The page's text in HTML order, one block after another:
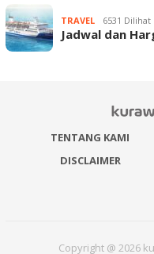
TRAVEL 6531 Dilihat
Jadwal dan
TENTANG KAMI
DISCLAIMER
Copyright @ 2026